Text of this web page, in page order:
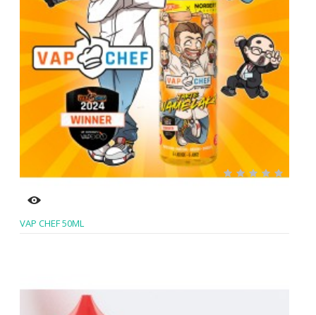
VAP CHEF 50ML